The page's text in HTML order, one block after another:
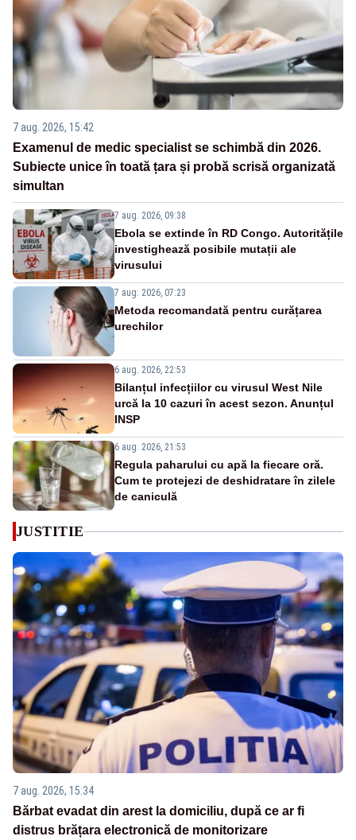
7 aug. 2026, 15:42
Examenul de medic specialist se schimbă din 2026.
Subiecte unice în toată țara și probă scrisă organizată
simultan
7 aug. 2026, 09:38
Ebola se extinde în RD Congo. Autoritățile
investighează posibile mutații ale
virusului
7 aug. 2026, 07:23
Metoda recomandată pentru curățarea
urechilor
6 aug. 2026, 22:53
Bilanțul infecțiilor cu virusul West Nile
urcă la 10 cazuri în acest sezon. Anunțul
INSP
6 aug. 2026, 21:53
Regula paharului cu apă la fiecare oră.
Cum te protejezi de deshidratare în zilele
de caniculă
JUSTITIE
7 aug. 2026, 15:34
Bărbat evadat din arest la domiciliu, după ce ar fi
distrus brățara electronică de monitorizare